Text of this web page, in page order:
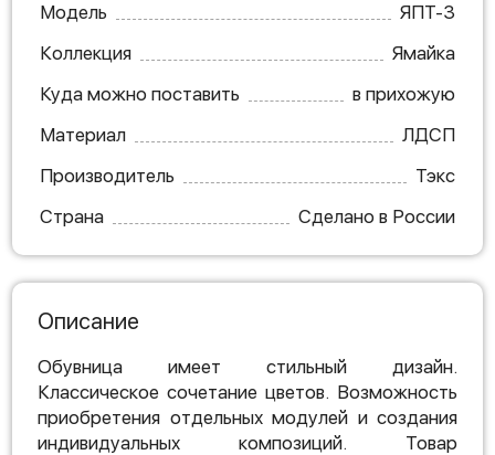
Модель
ЯПТ-3
Коллекция
Ямайка
Куда можно поставить
в прихожую
Материал
ЛДСП
Производитель
Тэкс
Страна
Сделано в России
Описание
Обувница имеет стильный дизайн.
Классическое сочетание цветов. Возможность
приобретения отдельных модулей и создания
индивидуальных композиций. Товар